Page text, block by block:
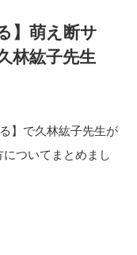
】萌え断サ
林紘子先生
】で久林紘子先生が
ついてまとめまし